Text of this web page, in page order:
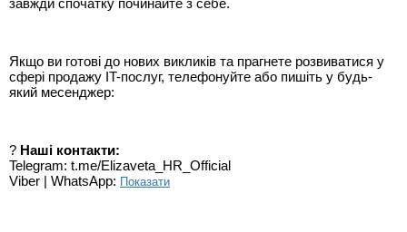
завжди спочатку починайте з себе.
Якщо ви готові до нових викликів та прагнете розвиватися у
сфері продажу IT-послуг, телефонуйте або пишіть у будь-
який месенджер:
? Наші контакти:
Telegram: t.me/Elizaveta_HR_Official
Viber | WhatsApp: Показати